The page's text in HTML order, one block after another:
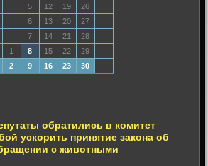
5 12 19
26
6 13 20
27
7 14 21
28
1 8 15 22
29
2 9 16 23 30
обратились в комитет
ускорить принятие закона об
с животными